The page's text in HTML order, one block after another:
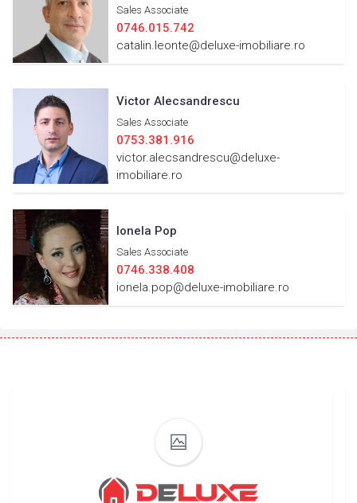
Sales Associate
0746.015.742
catalin.leonte@deluxe-imobiliare.ro
Victor Alecsandrescu
Sales Associate
0753.381.916
victor.alecsandrescu@deluxe-
imobiliare.ro
Ionela Pop
Sales Associate
0746.338.408
ionela.pop@deluxe-imobiliare.ro